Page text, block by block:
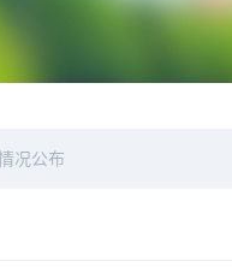
况公布